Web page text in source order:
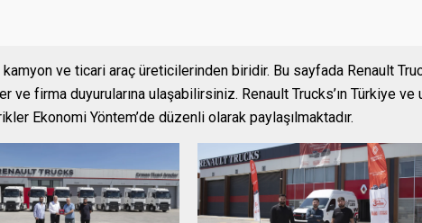
kamyon ve ticari araç üreticilerinden biridir. Bu sayfada Renault
firma duyurularına ulaşabilirsiniz. Renault Trucks’ın Türkiye
Ekonomi Yöntem’de düzenli olarak paylaşılmaktadır.